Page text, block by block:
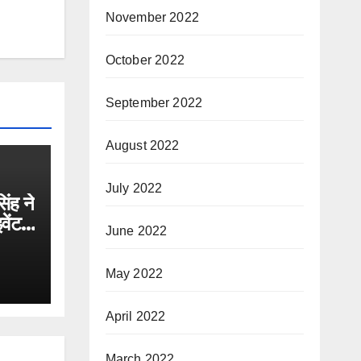
ने
में
November 2022
October 2022
September 2022
August 2022
July 2022
June 2022
May 2022
April 2022